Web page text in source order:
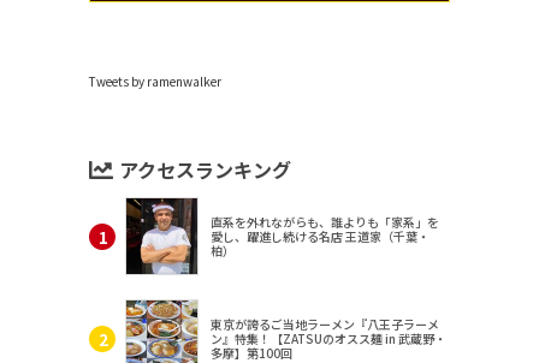
Tweets by ramenwalker
アクセスランキング
直系を外れながらも、誰よりも「家系」を
愛し、躍進し続ける名店 王道家（千葉・
柏）
東京が誇るご当地ラーメン『八王子ラーメ
ン』特集！【ZATSUのオスス麺 in 武蔵野・
多摩】第100回